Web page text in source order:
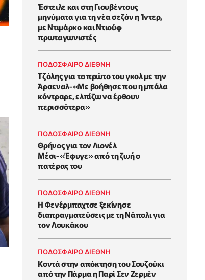
Έστειλε και στη Γιουβέντους
μηνύματα για τη νέα σεζόν η Ίντερ,
με Ντιμάρκο και Ντιούφ
πρωταγωνιστές
ΠΟΔΟΣΦΑΙΡΟ ΔΙΕΘΝΗ
Τζόλης για το πρώτο του γκολ με την
Άρσεναλ-«Με βοήθησε που η μπάλα
κόντραρε, ελπίζω να έρθουν
περισσότερα»
ΠΟΔΟΣΦΑΙΡΟ ΔΙΕΘΝΗ
Θρήνος για τον Λιονέλ
Μέσι-«Έφυγε» από τη ζωή ο
πατέρας του
ΠΟΔΟΣΦΑΙΡΟ ΔΙΕΘΝΗ
Η Φενέρμπαχτσε ξεκίνησε
διαπραγματεύσεις με τη Νάπολι για
τον Λουκάκου
ΠΟΔΟΣΦΑΙΡΟ ΔΙΕΘΝΗ
Κοντά στην απόκτηση του Σουζούκι
από την Πάρμα η Παρί Σεν Ζερμέν